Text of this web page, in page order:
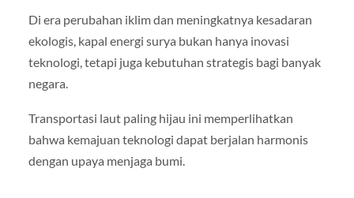
Di era perubahan iklim dan meningkatnya kesadaran
ekologis, kapal energi surya bukan hanya inovasi
teknologi, tetapi juga kebutuhan strategis bagi banyak
negara.
Transportasi laut paling hijau ini memperlihatkan
bahwa kemajuan teknologi dapat berjalan harmonis
dengan upaya menjaga bumi.